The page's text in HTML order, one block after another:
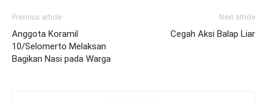
Previous article
Anggota Koramil
10/Selomerto Melaksan
Bagikan Nasi pada Warga
Next article
Cegah Aksi Balap Liar